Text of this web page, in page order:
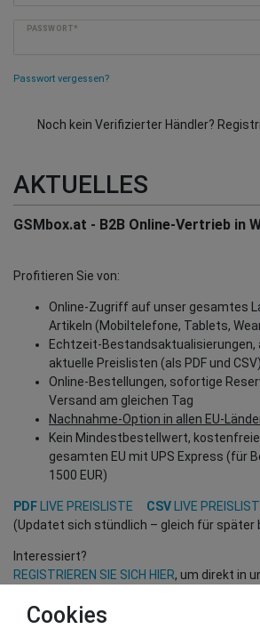
PASSWORT*
Passwort vergessen?
Noch kein Verifizierter Händler?
AKTUELLES
GSMbox.at - B2B Online-Vertrieb in
Profitieren Sie von:
Online-Zugriff auf unser gesamtes
Artikeln (Mobiltelefone, Tablets,
Echtzeit-Bestandsaktualisierungen,
aktuelle Preislisten (als PDF und CSV)
Online-Bestellungen, sofortige
Versand am gleichen Tag
Nachnahme-Option in allen EU-
Kein Mindestbestellwert,
gesamten EU mit UPS Express (für
1500 EUR)
PDF LIVE PREISLISTE CSV
LIVE
(Updatet sich stündlich – gleich für später
Interessiert?
REGISTRIEREN SIE SICH HIER, um direkt in
(Nur für Wiederverkäufer und B2B Kunden –
Cookies